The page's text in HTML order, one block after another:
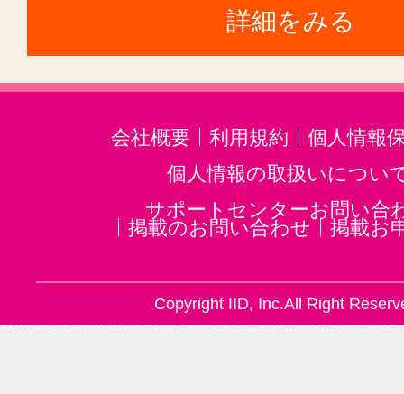
ホルン(1)
音楽・楽器その他(1)
詳細をみる
会社概要 利用規約
個人情報
個人情報の取扱いについ
サポートセンターお問い合
掲載のお問い合わせ
掲載お
Copyright IID, Inc.All Right